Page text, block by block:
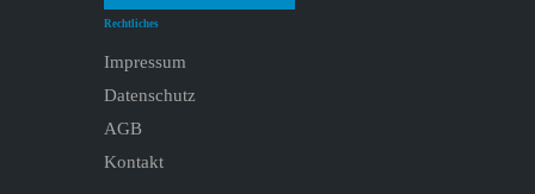
Rechtliches
Impressum
Datenschutz
AGB
Kontakt